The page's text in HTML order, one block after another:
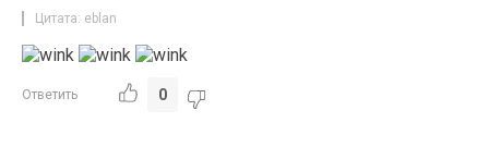
Цитата: eblan
Ответить 0